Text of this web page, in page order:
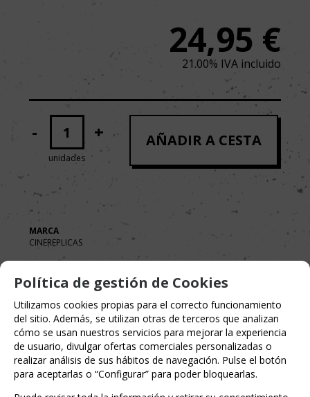
24,95 €
21.00% IVA incluido
-
unidades
+ AÑADIR A CESTA
MARCA
CINEREPLICAS
Política de gestión de Cookies
Utilizamos cookies propias para el correcto funcionamiento
del sitio. Además, se utilizan otras de terceros que analizan
cómo se usan nuestros servicios para mejorar la experiencia
de usuario, divulgar ofertas comerciales personalizadas o
realizar análisis de sus hábitos de navegación. Pulse el botón
para aceptarlas o “Configurar” para poder bloquearlas.